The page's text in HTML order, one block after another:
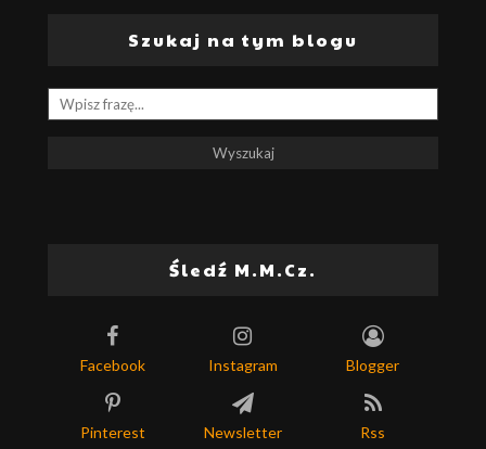
Szukaj na tym blogu
Śledź M.M.Cz.
Facebook Instagram Blogger
Pinterest Newsletter Rss